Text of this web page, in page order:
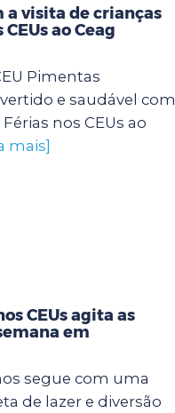
a visita de crianças
ao Ceag
Pimentas
e saudável com
nos CEUs ao
mais]
CEUs agita as
em
segue com uma
de lazer e diversão